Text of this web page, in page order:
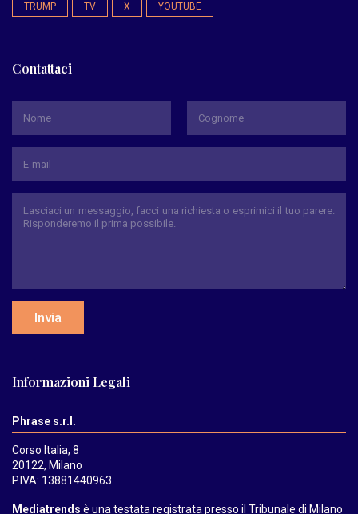
TRUMP TV X YOUTUBE
Contattaci
Invia
Informazioni Legali
Phrase s.r.l.
Corso Italia, 8
20122, Milano
P.IVA: 13881440963
Mediatrends è una testata registrata presso il Tribunale di Milano